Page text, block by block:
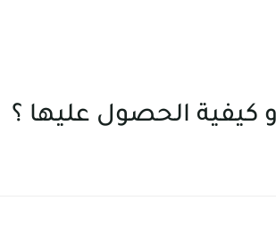
كيفية الحصول عليها ؟